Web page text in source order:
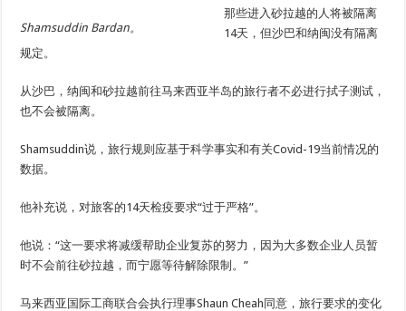
Shamsuddin Bardan。
那些进入砂拉越的人将被隔离
14天，但沙巴和纳闽没有隔离
规定。
从沙巴，纳闽和砂拉越前往马来西亚半岛的旅行者不必进行拭子测试，
也不会被隔离。
Shamsuddin说，旅行规则应基于科学事实和有关Covid-19当前情况的
数据。
他补充说，对旅客的14天检疫要求“过于严格”。
他说：“这一要求将减缓帮助企业复苏的努力，因为大多数企业人员暂
时不会前往砂拉越，而宁愿等待解除限制。”
马来西亚国际工商联合会执行理事Shaun Cheah同意，旅行要求的变化